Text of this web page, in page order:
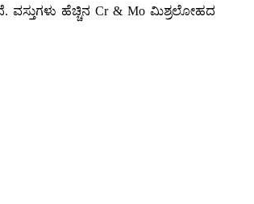
ವಸ್ತುಗಳು ಹೆಚ್ಚಿನ Cr & Mo ಮಿಶ್ರಲೋಹದ